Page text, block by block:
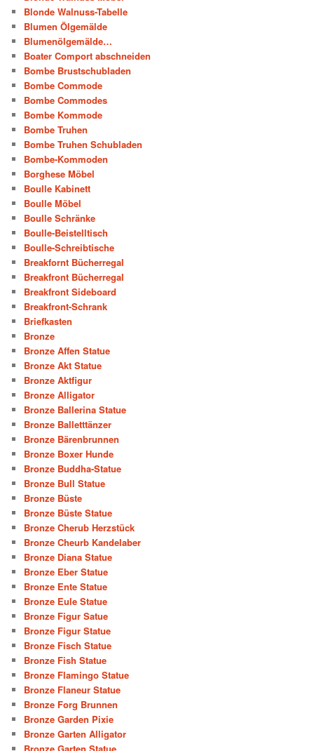
Blonde Walnuss-Tabelle
Blumen Ölgemälde
Blumenölgemälde…
Boater Comport abschneiden
Bombe Brustschubladen
Bombe Commode
Bombe Commodes
Bombe Kommode
Bombe Truhen
Bombe Truhen Schubladen
Bombe-Kommoden
Borghese Möbel
Boulle Kabinett
Boulle Möbel
Boulle Schränke
Boulle-Beistelltisch
Boulle-Schreibtische
Breakfornt Bücherregal
Breakfront Bücherregal
Breakfront Sideboard
Breakfront-Schrank
Briefkasten
Bronze
Bronze Affen Statue
Bronze Akt Statue
Bronze Aktfigur
Bronze Alligator
Bronze Ballerina Statue
Bronze Balletttänzer
Bronze Bärenbrunnen
Bronze Boxer Hunde
Bronze Buddha-Statue
Bronze Bull Statue
Bronze Büste
Bronze Büste Statue
Bronze Cherub Herzstück
Bronze Cheurb Kandelaber
Bronze Diana Statue
Bronze Eber Statue
Bronze Ente Statue
Bronze Eule Statue
Bronze Figur Satue
Bronze Figur Statue
Bronze Fisch Statue
Bronze Fish Statue
Bronze Flamingo Statue
Bronze Flaneur Statue
Bronze Forg Brunnen
Bronze Garden Pixie
Bronze Garten Alligator